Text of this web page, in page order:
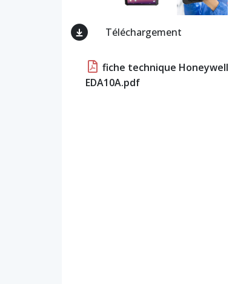
Téléchargement
fiche technique Honeywell
EDA10A.pdf